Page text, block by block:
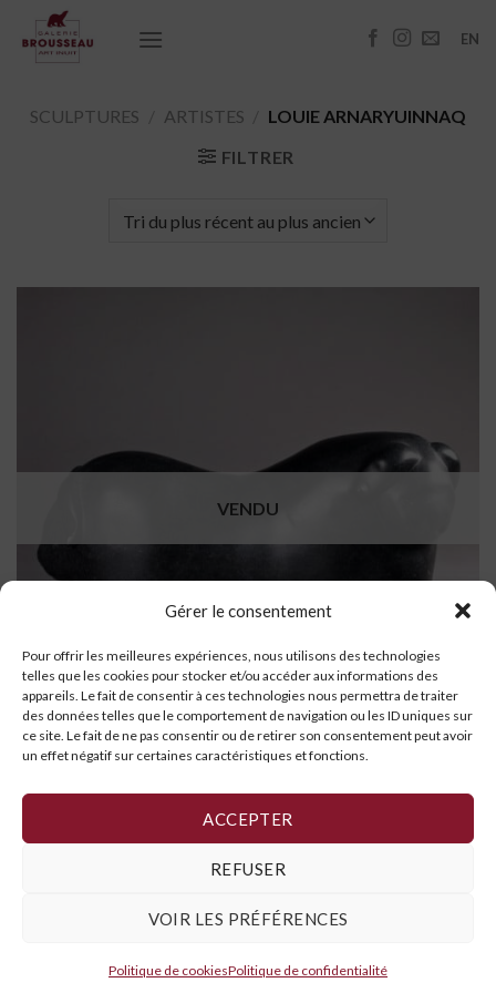
Gérer le consentement
Pour offrir les meilleures expériences, nous utilisons des technologies
telles que les cookies pour stocker et/ou accéder aux informations des
appareils. Le fait de consentir à ces technologies nous permettra de traiter
des données telles que le comportement de navigation ou les ID uniques sur
ce site. Le fait de ne pas consentir ou de retirer son consentement peut avoir
un effet négatif sur certaines caractéristiques et fonctions.
ACCEPTER
REFUSER
VOIR LES PRÉFÉRENCES
Politique de cookiesPolitique de confidentialité
Passer
contenu
EN
SCULPTURES ARTISTES
LOUIE ARNARYUINNAQ
FILTRER
VENDU
LIRE LA SUITE
Politique de cookies,Déclaration de confidentialité
Copyright 2026 ©Galerie Art Inuit Brousseau